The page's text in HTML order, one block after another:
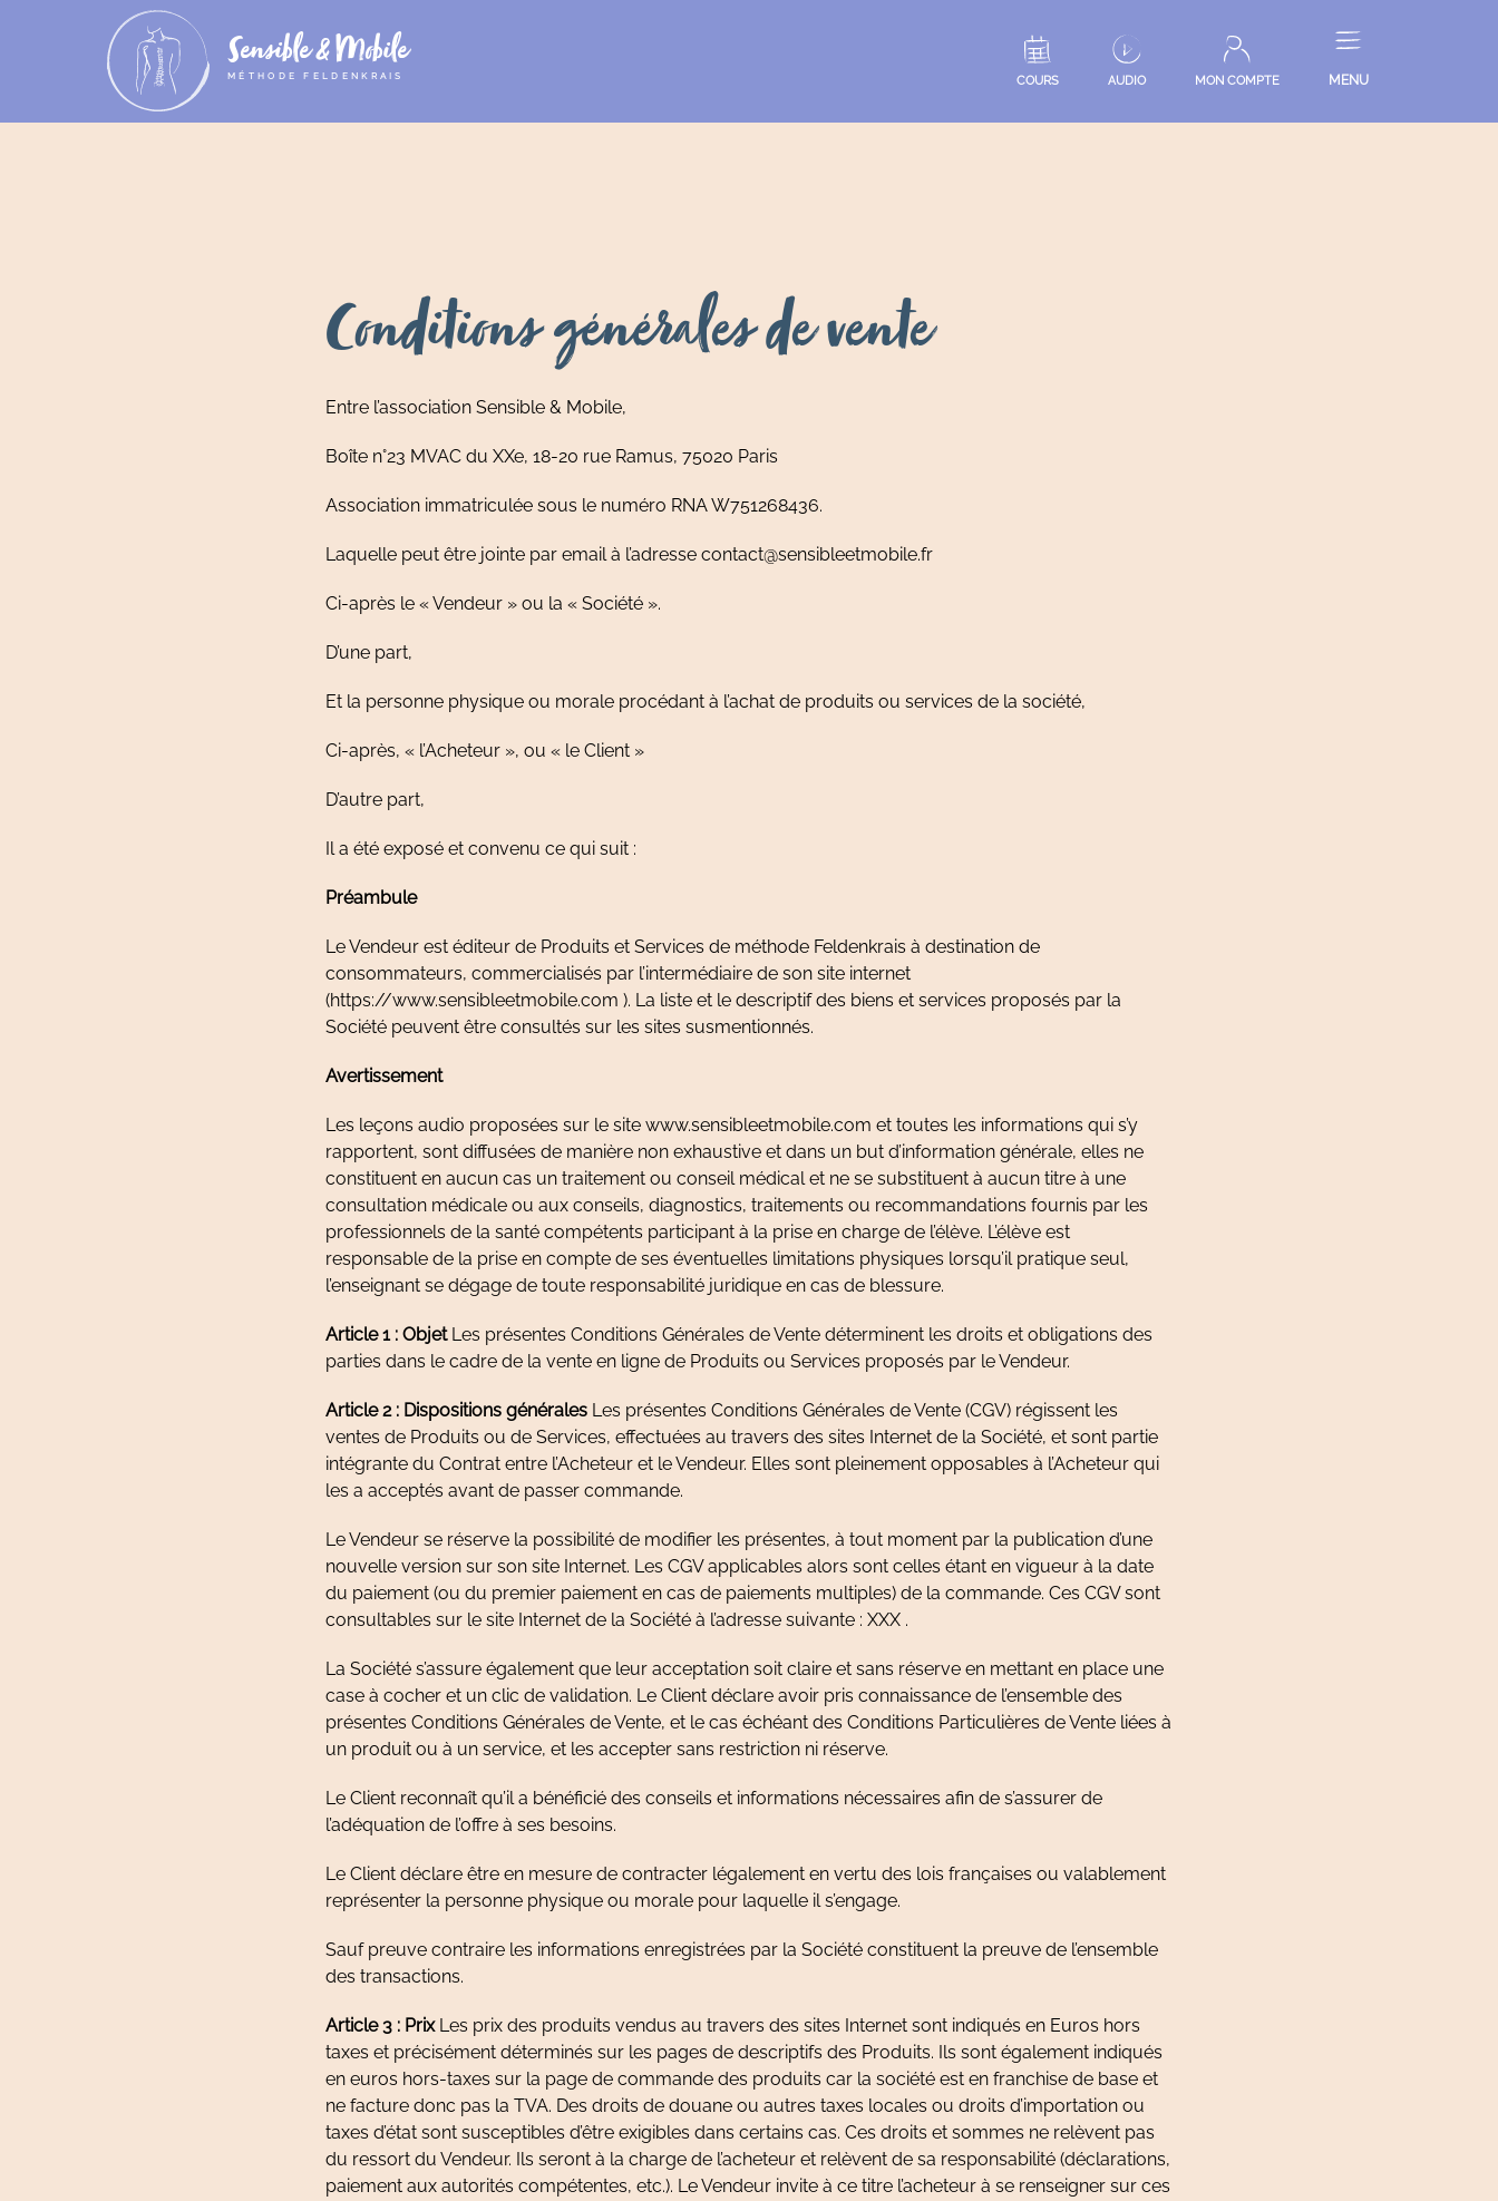
Sensible & Mobile
MÉTHODE FELDENKRAIS COURS AUDIO MON COMPTE MENU
Ressources
Conditions générales de vente
Entre l’association Sensible & Mobile,
Boîte n°23 MVAC du XXe, 18-20 rue Ramus, 75020 Paris
Association immatriculée sous le numéro RNA W751268436.
Laquelle peut être jointe par email à l’adresse contact@sensibleetmobile.fr
Ci-après le « Vendeur » ou la « Société ».
D’une part,
Et la personne physique ou morale procédant à l’achat de produits ou services de la société,
Ci-après, « l’Acheteur », ou « le Client »
D’autre part,
Il a été exposé et convenu ce qui suit :
Préambule
Le Vendeur est éditeur de Produits et Services de méthode Feldenkrais à destination de
consommateurs, commercialisés par l’intermédiaire de son site internet
(https://www.sensibleetmobile.com ). La liste et le descriptif des biens et services proposés par la
Société peuvent être consultés sur les sites susmentionnés.
Avertissement
Les leçons audio proposées sur le site www.sensibleetmobile.com et toutes les informations qui s’y
rapportent, sont diffusées de manière non exhaustive et dans un but d’information générale, elles ne
constituent en aucun cas un traitement ou conseil médical et ne se substituent à aucun titre à une
consultation médicale ou aux conseils, diagnostics, traitements ou recommandations fournis par les
professionnels de la santé compétents participant à la prise en charge de l’élève. L’élève est
responsable de la prise en compte de ses éventuelles limitations physiques lorsqu’il pratique seul,
l’enseignant se dégage de toute responsabilité juridique en cas de blessure.
Article 1 : ObjetLes présentes Conditions Générales de Vente déterminent les droits et obligations des
parties dans le cadre de la vente en ligne de Produits ou Services proposés par le Vendeur.
Article 2 : Dispositions générales Les présentes Conditions Générales de Vente (CGV) régissent les
ventes de Produits ou de Services, effectuées au travers des sites Internet de la Société, et sont partie
intégrante du Contrat entre l’Acheteur et le Vendeur. Elles sont pleinement opposables à l’Acheteur qui
les a acceptés avant de passer commande.
Le Vendeur se réserve la possibilité de modifier les présentes, à tout moment par la publication d’une
nouvelle version sur son site Internet. Les CGV applicables alors sont celles étant en vigueur à la date
du paiement (ou du premier paiement en cas de paiements multiples) de la commande. Ces CGV sont
consultables sur le site Internet de la Société à l’adresse suivante : XXX .
La Société s’assure également que leur acceptation soit claire et sans réserve en mettant en place une
case à cocher et un clic de validation. Le Client déclare avoir pris connaissance de l’ensemble des
présentes Conditions Générales de Vente, et le cas échéant des Conditions Particulières de Vente liées à
un produit ou à un service, et les accepter sans restriction ni réserve.
Le Client reconnaît qu’il a bénéficié des conseils et informations nécessaires afin de s’assurer de
l’adéquation de l’offre à ses besoins.
Le Client déclare être en mesure de contracter légalement en vertu des lois françaises ou valablement
représenter la personne physique ou morale pour laquelle il s’engage.
Sauf preuve contraire les informations enregistrées par la Société constituent la preuve de l’ensemble
des transactions.
Article 3 : PrixLes prix des produits vendus au travers des sites Internet sont indiqués en Euros hors
taxes et précisément déterminés sur les pages de descriptifs des Produits. Ils sont également indiqués
en euros hors-taxes sur la page de commande des produits car la société est en franchise de base et
ne facture donc pas la TVA. Des droits de douane ou autres taxes locales ou droits d’importation ou
taxes d’état sont susceptibles d’être exigibles dans certains cas. Ces droits et sommes ne relèvent pas
du ressort du Vendeur. Ils seront à la charge de l’acheteur et relèvent de sa responsabilité (déclarations,
paiement aux autorités compétentes, etc.). Le Vendeur invite à ce titre l’acheteur à se renseigner sur ces